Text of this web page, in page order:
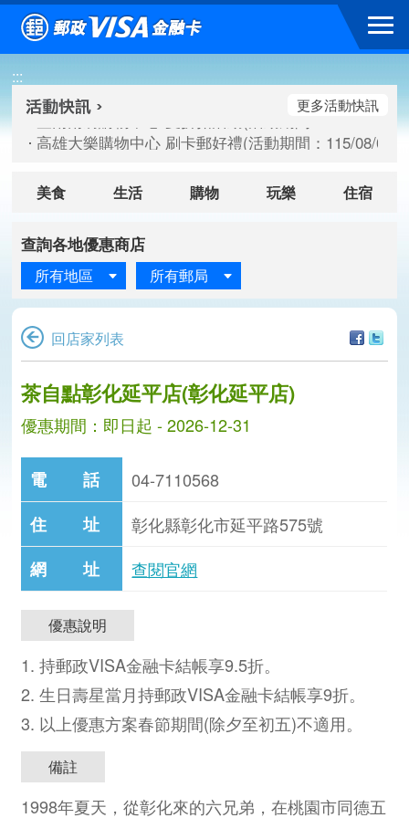
跳到主要內容區塊
:::
臺南南紡購物中心 夏折扣活動(活動期間：115/08/10-
新竹遠東巨城購物中心 2026巨城年中慶夏日BIG好刷(
臺南南紡購物中心 夏折扣活動(活動期間：115/08/10-
高雄大樂購物中心 刷卡郵好禮(活動期間：115/08/07-
更多活動快訊
美食 生活 購物 玩樂 住宿
查詢各地優惠商店
所有地區 所有郵局
回店家列表
茶自點彰化延平店(彰化延平店)
優惠期間：即日起 - 2026-12-31
電 話
04-7110568
住 址
彰化縣彰化市延平路575號
網 址
查閱官網
優惠說明
1. 持郵政VISA金融卡結帳享9.5折。
2. 生日壽星當月持郵政VISA金融卡結帳享9折。
3. 以上優惠方案春節期間(除夕至初五)不適用。
備註
1998年夏天，從彰化來的六兄弟，在桃園市同德五